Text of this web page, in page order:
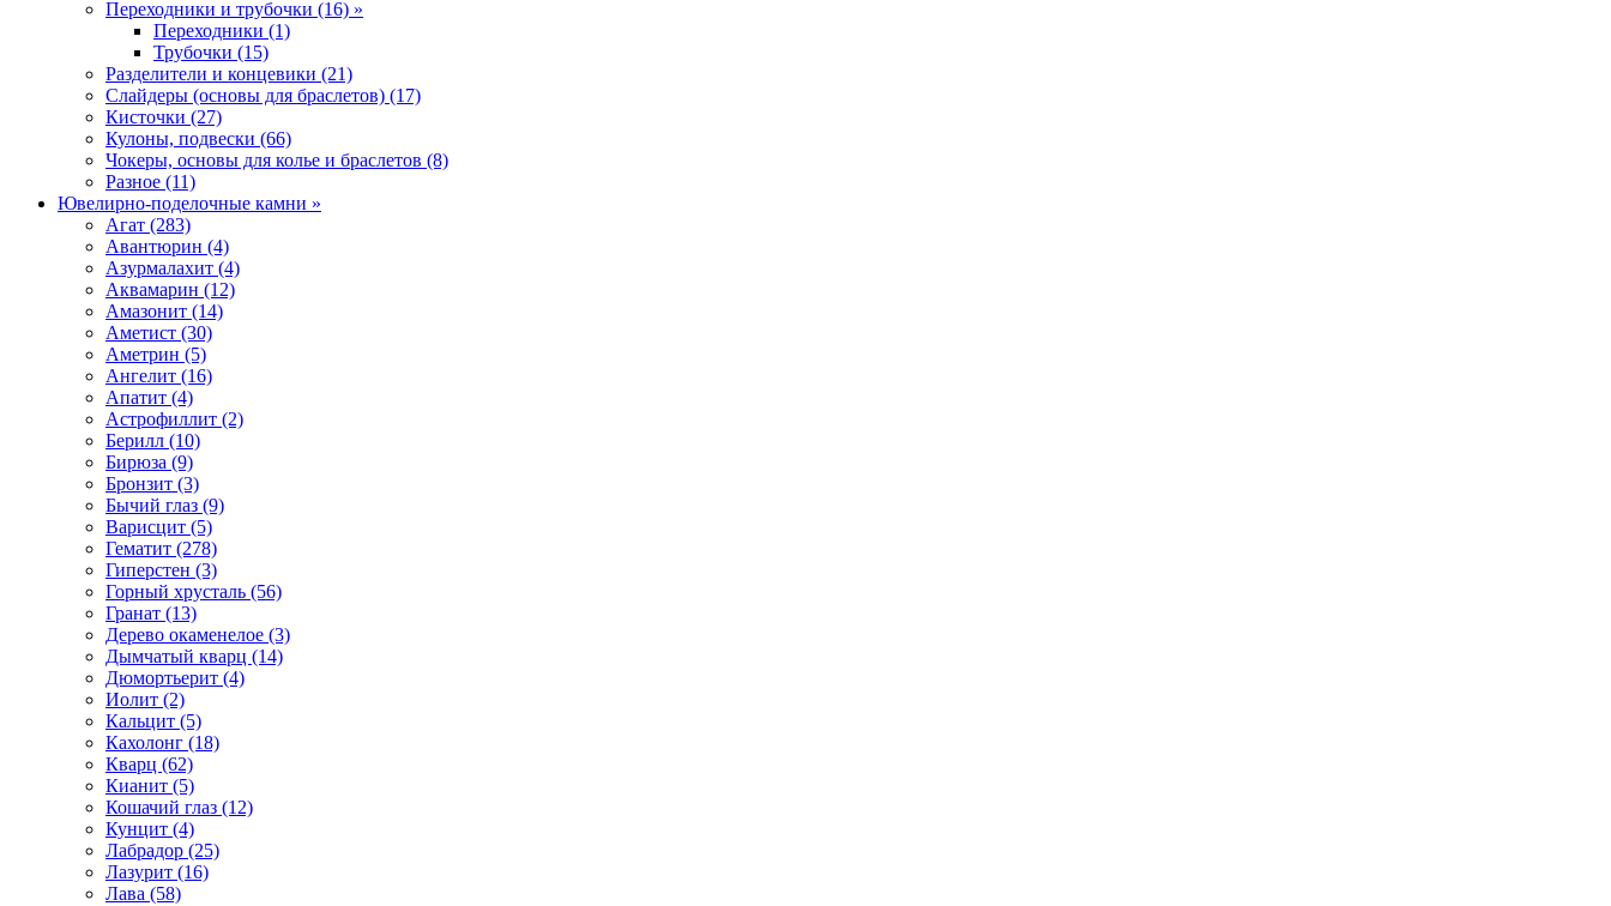
Переходники и трубочки (16) »
Переходники (1)
Трубочки (15)
Разделители и концевики (21)
Слайдеры (основы для браслетов) (17)
Кисточки (27)
Кулоны, подвески (66)
Чокеры, основы для колье и браслетов (8)
Разное (11)
Ювелирно-поделочные камни »
Агат (283)
Авантюрин (4)
Азурмалахит (4)
Аквамарин (12)
Амазонит (14)
Аметист (30)
Аметрин (5)
Ангелит (16)
Апатит (4)
Астрофиллит (2)
Берилл (10)
Бирюза (9)
Бронзит (3)
Бычий глаз (9)
Варисцит (5)
Гематит (278)
Гиперстен (3)
Горный хрусталь (56)
Гранат (13)
Дерево окаменелое (3)
Дымчатый кварц (14)
Дюмортьерит (4)
Иолит (2)
Кальцит (5)
Кахолонг (18)
Кварц (62)
Кианит (5)
Кошачий глаз (12)
Кунцит (4)
Лабрадор (25)
Лазурит (16)
Лава (58)